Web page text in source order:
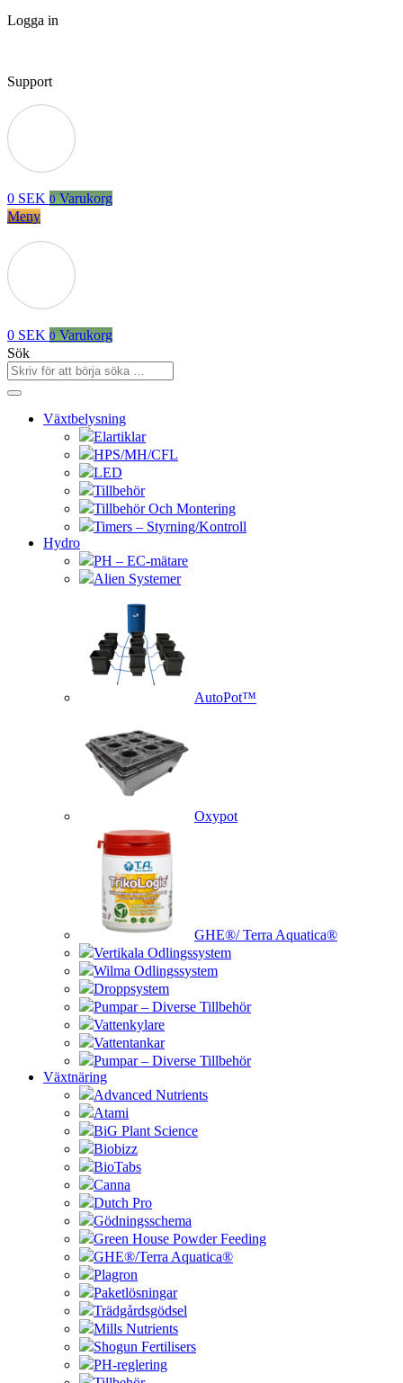
Logga in
Support
0 SEK 0 Varukorg
Meny
0 SEK 0 Varukorg
Sök
Växtbelysning
Elartiklar
HPS/MH/CFL
LED
Tillbehör
Tillbehör Och Montering
Timers – Styrning/Kontroll
Hydro
PH – EC-mätare
Alien Systemer
AutoPot™
Oxypot
GHE®/ Terra Aquatica®
Vertikala Odlingssystem
Wilma Odlingssystem
Droppsystem
Pumpar – Diverse Tillbehör
Vattenkylare
Vattentankar
Pumpar – Diverse Tillbehör
Växtnäring
Advanced Nutrients
Atami
BiG Plant Science
Biobizz
BioTabs
Canna
Dutch Pro
Gödningsschema
Green House Powder Feeding
GHE®/Terra Aquatica®
Plagron
Paketlösningar
Trädgårdsgödsel
Mills Nutrients
Shogun Fertilisers
PH-reglering